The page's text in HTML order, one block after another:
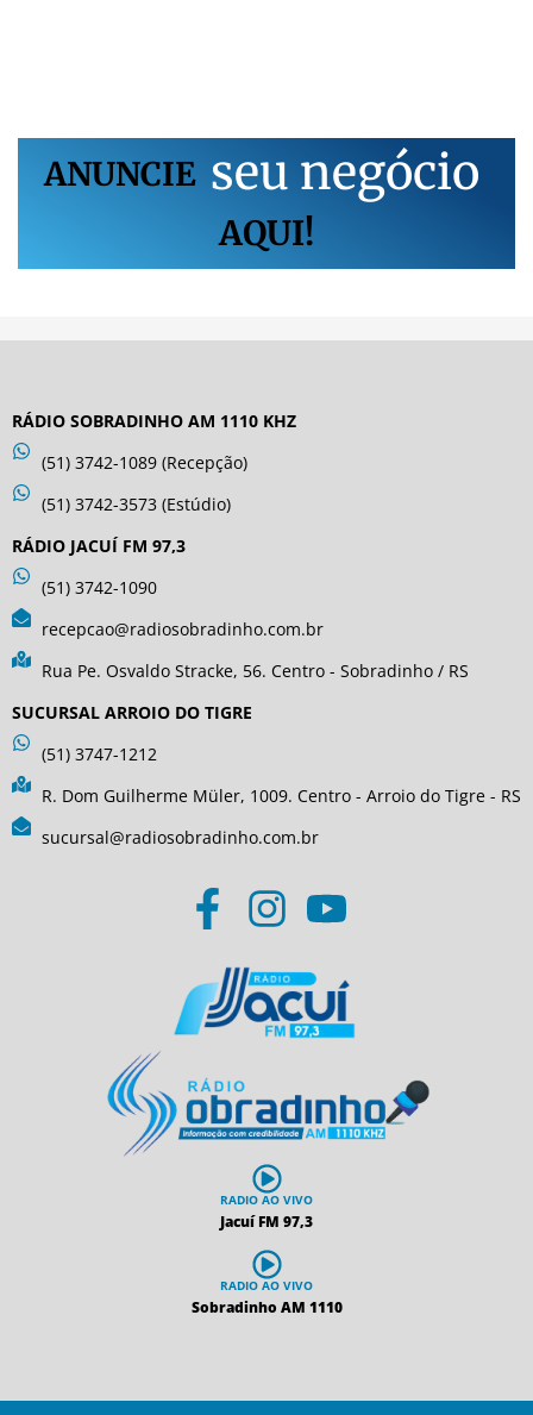
ANUNCIE seu negócio
AQUI!
RÁDIO SOBRADINHO AM 1110 KHZ
(51) 3742-1089 (Recepção)
(51) 3742-3573 (Estúdio)
RÁDIO JACUÍ FM 97,3
(51) 3742-1090
recepcao@radiosobradinho.com.br
Rua Pe. Osvaldo Stracke, 56. Centro - Sobradinho / RS
SUCURSAL ARROIO DO TIGRE
(51) 3747-1212
R. Dom Guilherme Müler, 1009. Centro - Arroio do Tigre - RS
sucursal@radiosobradinho.com.br
RADIO AO VIVO
Jacuí FM 97,3
RADIO AO VIVO
Sobradinho AM 1110